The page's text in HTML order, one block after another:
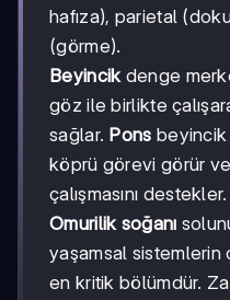
hafıza), parietal
(görme).
Beyincikdenge
göz ile birlikte
sağlar. Pons beyincik
köprü görevi görür
çalışmasını destekler.
Omurilik soğanı
yaşamsal sistemlerin
en kritik bölümdür.